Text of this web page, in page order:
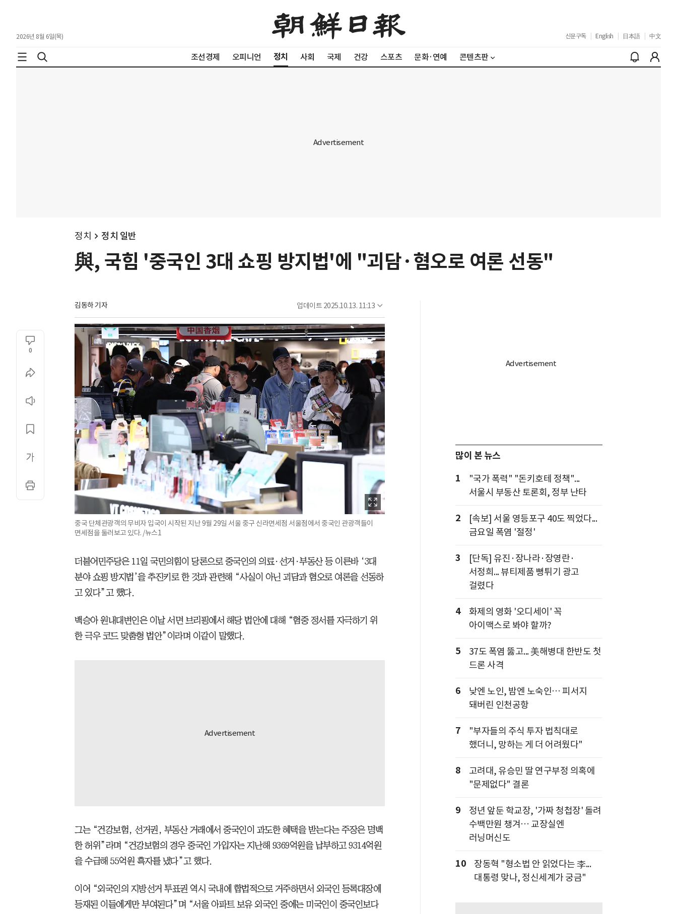
2026년 8월 6일(목) 신문구독 English 日本語 中文
조선경제 오피니언 정치 사회 국제 건강 스포츠 문화·연예 콘텐츠판
정치 정치 일반
與, 국힘 '중국인 3대 쇼핑 방지법'에 "괴담·혐오로 여론 선동"
김동하 기자 업데이트 2025.10.13. 11:13
0
중국 단체관광객의 무비자 입국이 시작된 지난 9월 29일 서울 중구 신라면세점 서울점에서 중국인 관광객들이
면세점을 둘러보고 있다. /뉴스1
더불어민주당은 11일 국민의힘이 당론으로 중국인의 의료·선거·부동산 등 이른바 ‘3대
분야 쇼핑 방지법’을 추진키로 한 것과 관련해 “사실이 아닌 괴담과 혐오로 여론을 선동하
고 있다”고 했다.
백승아 원내대변인은 이날 서면 브리핑에서 해당 법안에 대해 “혐중 정서를 자극하기 위
한 극우 코드 맞춤형 법안”이라며 이같이 말했다.
그는 “건강보험, 선거권, 부동산 거래에서 중국인이 과도한 혜택을 받는다는 주장은 명백
한 허위”라며 “건강보험의 경우 중국인 가입자는 지난해 9369억원을 납부하고 9314억원
을 수급해 55억원 흑자를 냈다”고 했다.
이어 “외국인의 지방선거 투표권 역시 국내에 합법적으로 거주하면서 외국인 등록대장에
등재된 이들에게만 부여된다”며 “서울 아파트 보유 외국인 중에는 미국인이 중국인보다
많이 본 뉴스
1
"국가 폭력" "돈키호테 정책"...
서울시 부동산 토론회, 정부 난타
2
[속보] 서울 영등포구 40도 찍었다...
금요일 폭염 '절정'
3
[단독] 유진·장나라·장영란·
서정희... 뷰티제품 뻥튀기 광고
걸렸다
4
화제의 영화 '오디세이' 꼭
아이맥스로 봐야 할까?
5
37도 폭염 뚫고... 美해병대 한반도 첫
드론 사격
6
낮엔 노인, 밤엔 노숙인… 피서지
돼버린 인천공항
7
"부자들의 주식 투자 법칙대로
했더니, 망하는 게 더 어려웠다"
8
고려대, 유승민 딸 연구부정 의혹에
"문제없다" 결론
9
정년 앞둔 학교장, '가짜 청첩장' 돌려
수백만원 챙겨… 교장실엔
러닝머신도
10
장동혁 "형소법 안 읽었다는 李...
대통령 맞나, 정신세계가 궁금"